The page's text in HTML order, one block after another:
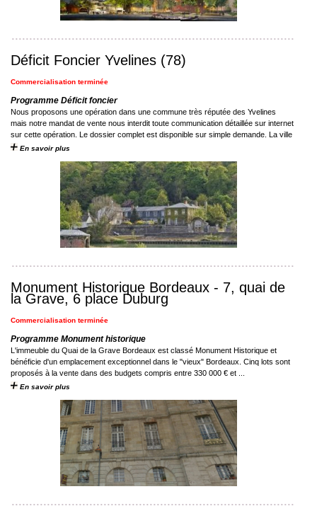
Déficit Foncier Yvelines (78)
Commercialisation terminée
Programme Déficit foncier
Nous proposons une opération dans une commune très réputée des Yvelines
mais notre mandat de vente nous interdit toute communication détaillée sur internet
sur cette opération. Le dossier complet est disponible sur simple demande. La ville
... En savoir plus
Monument Historique Bordeaux - 7, quai de
la Grave, 6 place Duburg
Commercialisation terminée
Programme Monument historique
L'immeuble du Quai de la Grave Bordeaux est classé Monument Historique et
bénéficie d'un emplacement exceptionnel dans le "vieux" Bordeaux. Cinq lots sont
proposés à la vente dans des budgets compris entre 330 000 € et ...
En savoir plus